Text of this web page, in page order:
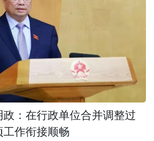
：在行政单位合并调整过
作衔接顺畅